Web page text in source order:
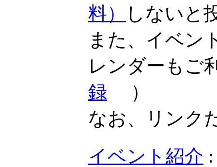
料）
しないと
また、イベン
レンダーもご
録 ）
なお、リンク
イベント紹介